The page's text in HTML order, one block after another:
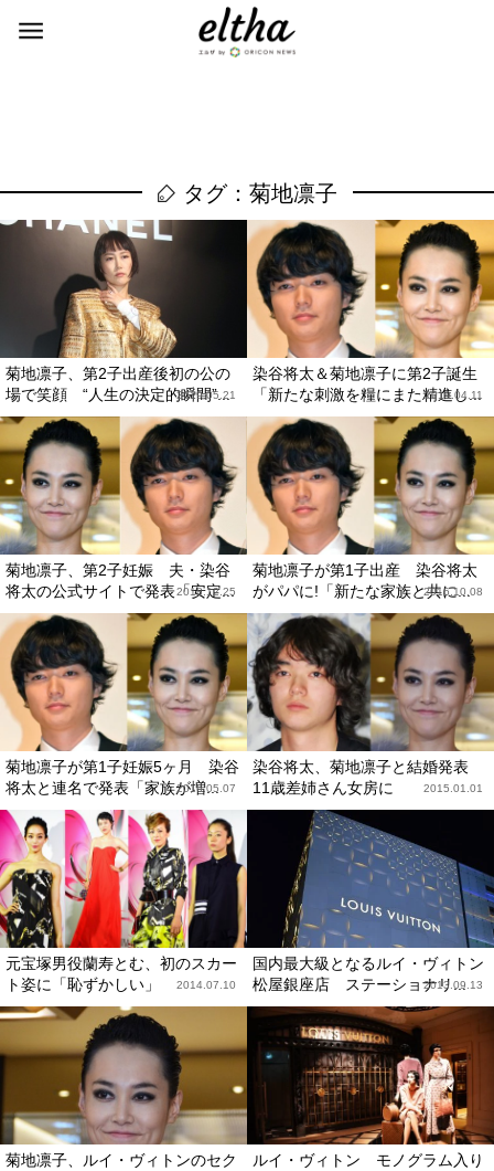
タグ：菊地凛子
菊地凛子、第2子出産後初の公の
場で笑顔 “人生の決定的瞬間”...
2019.05.21
染谷将太＆菊地凛子に第2子誕生
「新たな刺激を糧にまた精進し...
2019.04.11
菊地凛子、第2子妊娠 夫・染谷
将太の公式サイトで発表「安定...
2018.12.25
菊地凛子が第1子出産 染谷将太
がパパに!「新たな家族と共に...
2016.10.08
菊地凛子が第1子妊娠5ヶ月 染谷
将太と連名で発表「家族が増...
2016.05.07
染谷将太、菊地凛子と結婚発表
11歳差姉さん女房に
2015.01.01
元宝塚男役蘭寿とむ、初のスカー
ト姿に「恥ずかしい」
2014.07.10
国内最大級となるルイ・ヴィトン
松屋銀座店 ステーショナリ...
2013.09.13
菊地凛子、ルイ・ヴィトンのセク
ルイ・ヴィトン モノグラム入り